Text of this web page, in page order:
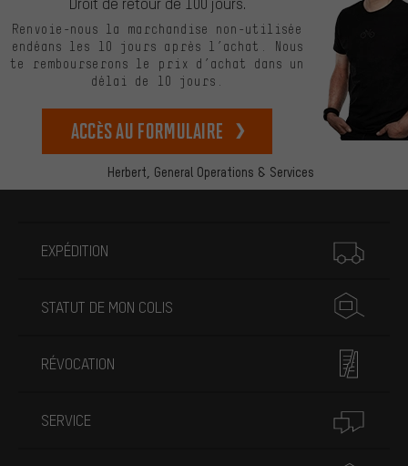
Herbert, General Operations & Services
Renvoie-nous la marchandise non-utilisée
endéans les 10 jours après l’achat. Nous
te rembourserons le prix d’achat dans un
délai de 10 jours.
Accès au formulaire
EXPÉDITION
STATUT DE MON COLIS
RÉVOCATION
SERVICE